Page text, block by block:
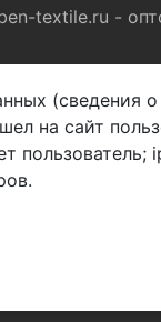
textile.ru -
(сведения
на сайт
пользователь;